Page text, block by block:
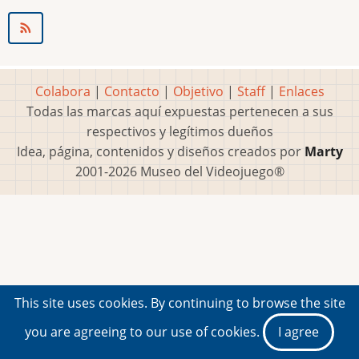
Colabora | Contacto | Objetivo | Staff| Enlaces
Todas las marcas aquí expuestas pertenecen a sus
respectivos y legítimos dueños
Idea, página, contenidos y diseños creados por Marty
2001-2026 Museo del Videojuego®
This site uses cookies. By continuing to browse the site
you are agreeing to our use of cookies.
I agree